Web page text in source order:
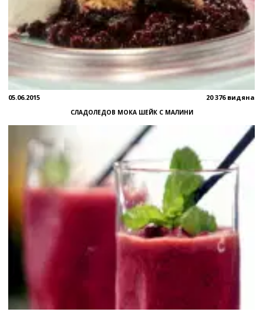
05.06.2015 20 376 видяна
СЛАДОЛЕДОВ МОКА ШЕЙК С МАЛИНИ